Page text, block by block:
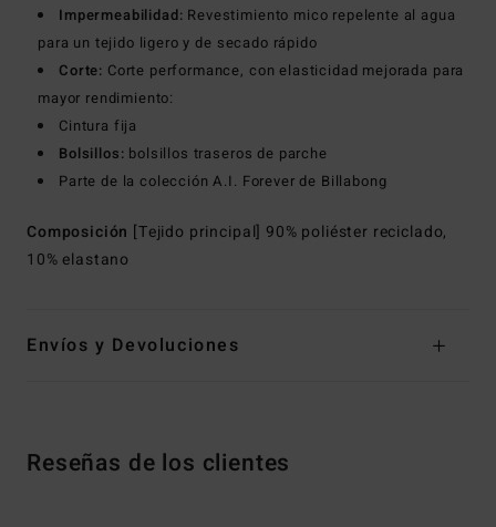
Impermeabilidad: Revestimiento mico repelente al agua
para un tejido ligero y de secado rápido
Corte: Corte performance, con elasticidad mejorada para
mayor rendimiento:
Cintura fija
Bolsillos: bolsillos traseros de parche
Parte de la colección A.I. Forever de Billabong
Composición [Tejido principal] 90% poliéster reciclado,
10% elastano
Envíos y Devoluciones
Reseñas de los clientes